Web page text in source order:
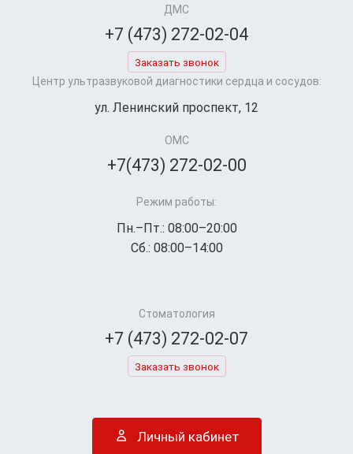
ДМС
+7 (473) 272-02-04
Заказать звонок
Центр ультразвуковой диагностики сердца и сосудов:
ул. Ленинский проспект, 12
ОМС
+7(473) 272-02-00
Режим работы:
Пн.–Пт.: 08:00–20:00
Сб.: 08:00–14:00
Стоматология
+7 (473) 272-02-07
Заказать звонок
Личный кабинет